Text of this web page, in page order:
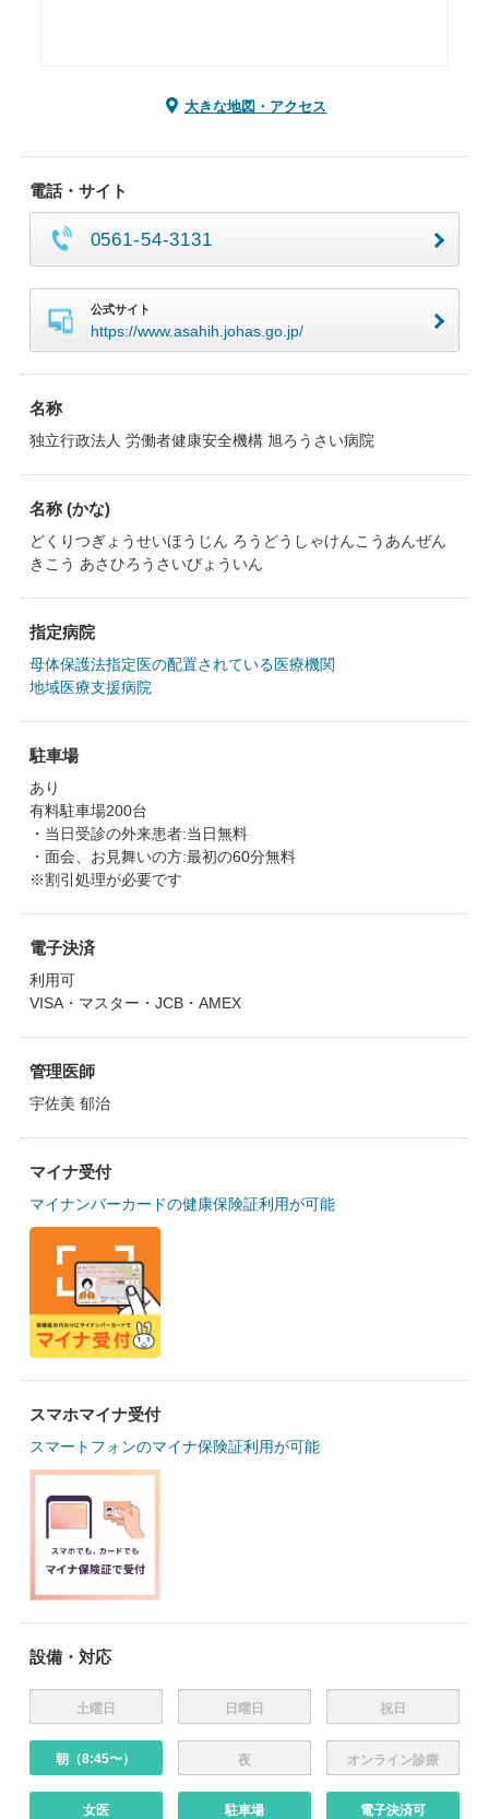
大きな地図・アクセス
電話・サイト
0561-54-3131
公式サイト
https://www.asahih.johas.go.jp/
名称
独立行政法人 労働者健康安全機構 旭ろうさい病院
名称 (かな)
どくりつぎょうせいほうじん ろうどうしゃけんこうあんぜん
きこう あさひろうさいびょういん
指定病院
母体保護法指定医の配置されている医療機関
地域医療支援病院
駐車場
あり
有料駐車場200台
・当日受診の外来患者:当日無料
・面会、お見舞いの方:最初の60分無料
※割引処理が必要です
電子決済
利用可
VISA・マスター・JCB・AMEX
管理医師
宇佐美 郁治
マイナ受付
マイナンバーカードの健康保険証利用が可能
スマホマイナ受付
スマートフォンのマイナ保険証利用が可能
設備・対応
土曜日 日曜日 祝日
朝（8:45〜） 夜 オンライン診療
女医 駐車場 電子決済可